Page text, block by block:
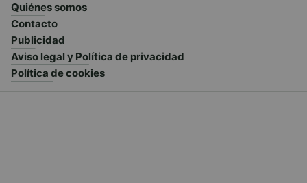
Quiénes somos
Contacto
Publicidad
Aviso legal y Política de privacidad
Política de cookies